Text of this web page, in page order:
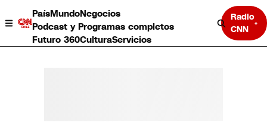
PaísMundoNegocios
Podcast y Programas completos
Futuro 360CulturaServicios
Radio
CNN